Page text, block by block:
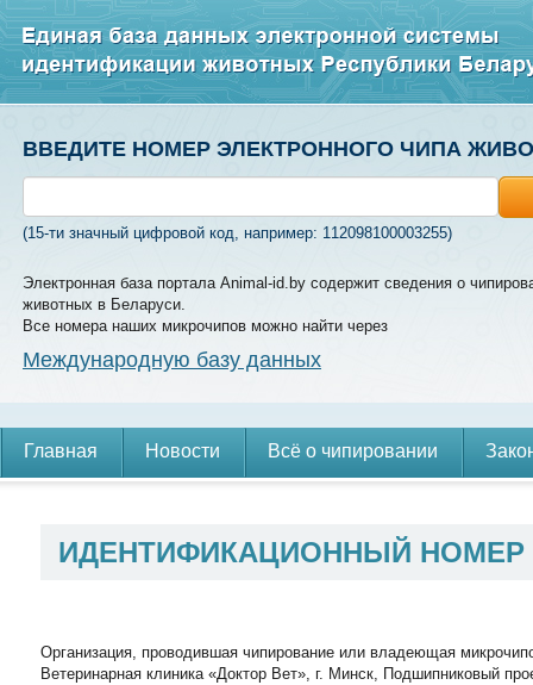
ВВЕДИТЕ НОМЕР ЭЛЕКТРОННОГО ЧИПА
(15-ти значный цифровой код, например: 112098100003255)
Электронная база портала Animal-id.by содержит сведения о
животных в Беларуси.
Все номера наших микрочипов можно найти через
Международную базу данных
Главная Новости Всё о чипировании
ИДЕНТИФИКАЦИОННЫЙ
Организация, проводившая чипирование или владеющая
Ветеринарная клиника «Доктор Вет», г. Минск, Подшипниковый